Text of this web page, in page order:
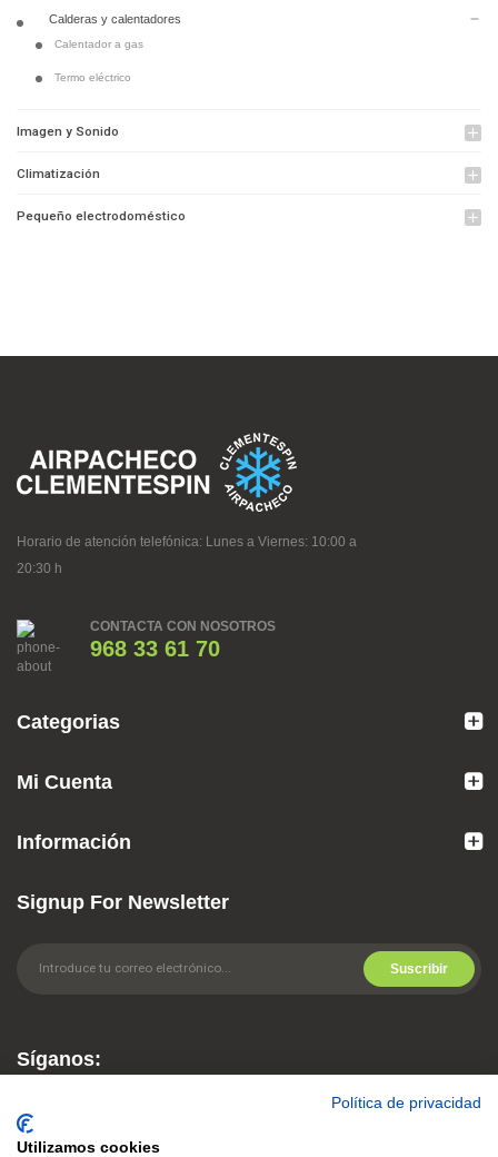
Calderas y calentadores remove
Calentador a gas
Termo eléctrico
Imagen y Sonido add
Climatización add
Pequeño electrodoméstico add
Horario de atención telefónica: Lunes a Viernes: 10:00 a
20:30 h
CONTACTA CON NOSOTROS
968 33 61 70
Categorias
Mi Cuenta
Información
Signup For Newsletter
Suscribir
Síganos:
Política de privacidad
Utilizamos cookies